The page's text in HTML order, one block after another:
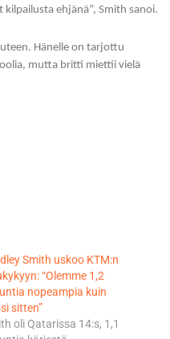
ehjänä”, Smith sanoi.
Hänelle on tarjottu
mutta britti miettii vielä
Smith uskoo KTM:n
“Olemme 1,2
nopeampia kuin
sitten”
oli Qatarissa 14:s, 1,1